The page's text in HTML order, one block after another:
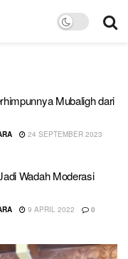
Mubaligh dari
24 SEPTEMBER 2023
Wadah Moderasi
9 APRIL 2022 0